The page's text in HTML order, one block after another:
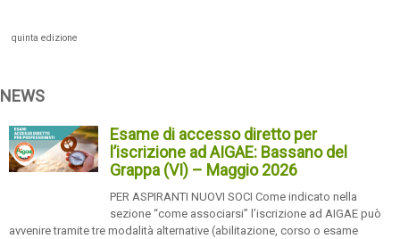
quinta edizione
NEWS
Esame di accesso diretto per
l’iscrizione ad AIGAE: Bassano del
Grappa (VI) – Maggio 2026
PER ASPIRANTI NUOVI SOCI Come indicato nella
sezione “come associarsi” l’iscrizione ad AIGAE può
avvenire tramite tre modalità alternative (abilitazione, corso o esame